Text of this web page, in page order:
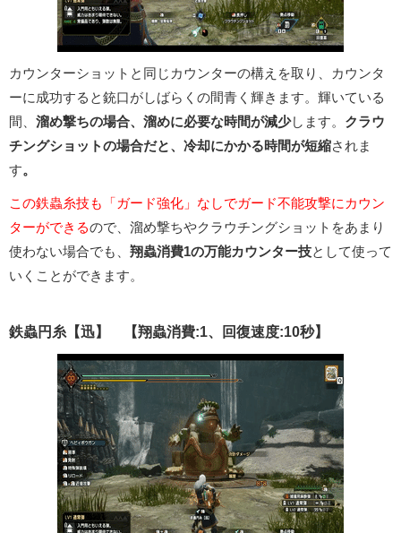
カウンターショットと同じカウンターの構えを取り、カウンタ
ーに成功すると銃口がしばらくの間青く輝きます。輝いている
間、 溜め撃ちの場合、溜めに必要な時間が減少します。 クラウ
チングショットの場合だと、冷却にかかる時間が短縮されま
す。
この鉄蟲糸技も「ガード強化」なしでガード不能攻撃にカウン
ターができるので、溜め撃ちやクラウチングショットをあまり
使わない場合でも、 翔蟲消費1の万能カウンター技として使って
いくことができます。
鉄蟲円糸【迅】 【翔蟲消費:1、回復速度:10秒】